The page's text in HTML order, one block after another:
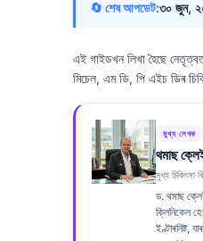
🔄 শেষ আপডেট:৩০ জুন,
এই গাইডখন লিখা হৈছে
মিচেল, এম ডি, পি এইচ ডিৰ
মুখ্য লেখক
থমাছ
মুখ্য চিকিৎসা
ড. থমাছ
ক্লিনিকেল
ইণ্টাৰনিষ্ট,